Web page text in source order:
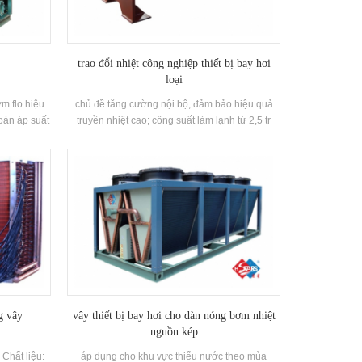
flo hiệu
áp suất
cho tất
trao đổi nhiệt công nghiệp thiết bị bay hơi
loại
chủ đề tăng cường nội bộ, đảm bảo hiệu quả
truyền nhiệt cao; công suất làm lạnh từ 2,5 tr
lượng nghiêm ngặt & amp; kiểm soát chi phí,
được kiểm tra bởi phòng thí nghiệm của chúng
tôi và bên thứ ba được ủy quyền trước khi giao
hàng; 1 đến 8 mạch làm lạnh có sẵn, hoặc theo
thiết kế đặc biệt; chứng chỉ ce, ped và asme là
tùy chọn; thiết bị bay hơi bằng thép không gỉ,
thiết bị bay hơi titan, thiết bị bay hơi ngập nước,
thiết bị bay hơi loại phun có sẵn; kinh doanh
OEM được hoan nghênh.
vây
Chất liệu:
vây thiết bị bay hơi cho dàn nóng bơm nhiệt
nguồn kép
áp dụng cho khu vực thiếu nước theo mùa